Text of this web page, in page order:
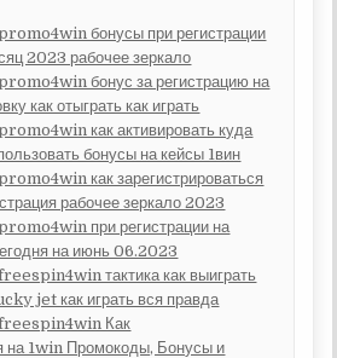
бонусы при регистрации
2023 рабочее зеркало
бонус за регистрацию на
как отыграть как играть
как активировать куда
бонусы на кейсы 1вин
как зарегистрироваться
рабочее зеркало 2023
при регистрации на
на июнь 06.2023
тактика как выиграть
jet как играть вся правда
Как
на 1win Промокоды, Бонусы и